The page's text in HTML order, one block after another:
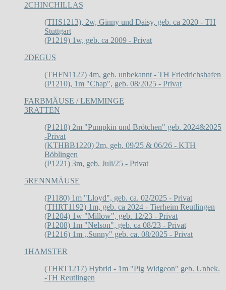
2CHINCHILLAS
(THS1213), 2w, Ginny und Daisy, geb. ca 2020 - TH
Stuttgart
(P1219) 1w, geb. ca 2009 - Privat
2DEGUS
(THFN1127) 4m, geb. unbekannt - TH Friedrichshafen
(P1210), 1m "Chap", geb. 08/2025 - Privat
FARBMÄUSE / LEMMINGE
3RATTEN
(P1218) 2m "Pumpkin und Brötchen" geb. 2024&2025
-Privat
(KTHBB1220) 2m, geb. 09/25 & 06/26 - KTH
Böblingen
(P1221) 3m, geb. Juli/25 - Privat
5RENNMÄUSE
(P1180) 1m "Lloyd", geb. ca. 02/2025 - Privat
(THRT1192) 1m, geb. ca 2024 - Tierheim Reutlingen
(P1204) 1w "Millow", geb. 12/23 - Privat
(P1208) 1m "Nelson", geb. ca 08/23 - Privat
(P1216) 1m ,,Sunny" geb. ca. 08/2025 - Privat
1HAMSTER
(THRT1217) Hybrid - 1m "Pig Widgeon" geb. Unbek.
-TH Reutlingen